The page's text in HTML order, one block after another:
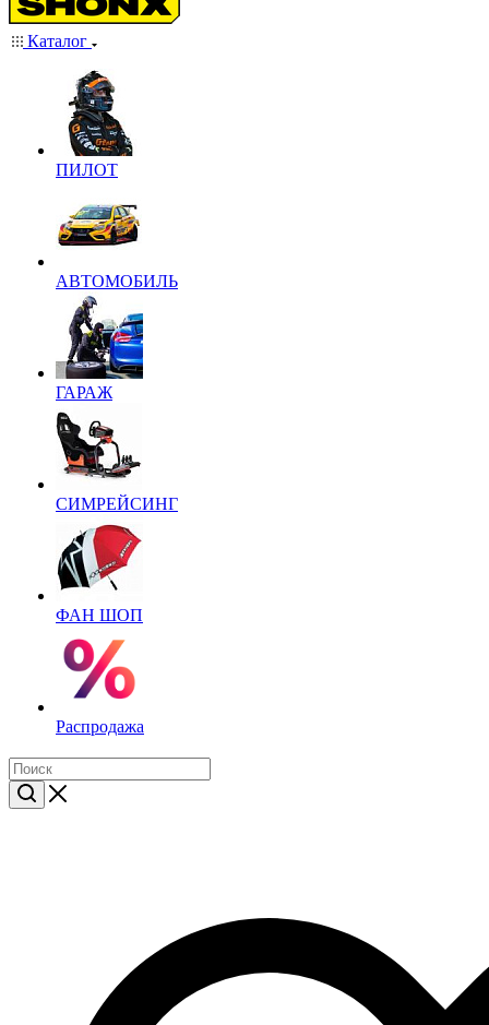
Каталог
ПИЛОТ
АВТОМОБИЛЬ
ГАРАЖ
СИМРЕЙСИНГ
ФАН ШОП
Распродажа